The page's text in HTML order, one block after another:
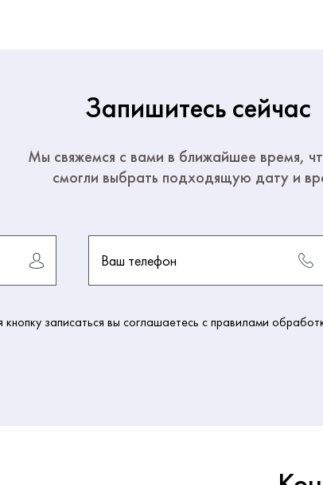
Запишитесь сейчас
Мы свяжемся с вами в ближайшее время,
смогли выбрать подходящую дату и
Ваш телефон
записаться вы соглашаетесь с правилами